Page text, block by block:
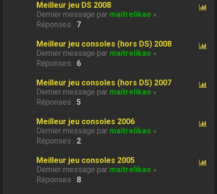
Meilleur jeu DS 2008
Dernier message par maitrelikao «
Réponses : 7
Meilleur jeu consoles (hors DS) 2008
Dernier message par maitrelikao «
Réponses : 6
Meilleur jeu consoles (hors DS) 2007
Dernier message par maitrelikao «
Réponses :5
Meilleur jeu consoles 2006
Dernier message par maitrelikao «
Réponses : 2
Meilleur jeu consoles 2005
Dernier message par maitrelikao «
Réponses : 8